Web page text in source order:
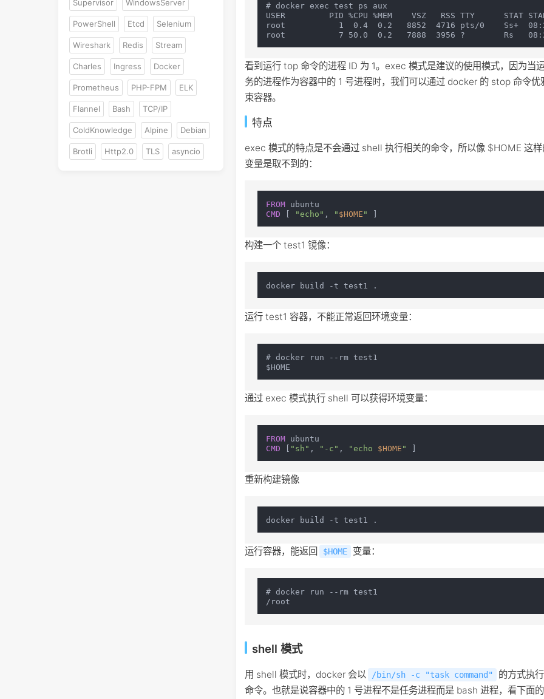
# docker exec test ps aux
USER         PID %CPU %MEM    VSZ   RSS TTY      STAT START
root           1  0.4  0.2   8852  4716 pts/0    Ss+
看到运行 top 命令的进程 ID 为 1。exec 模式是建议的使用模式，因为当
务的进程作为容器中的 1 号进程时，我们可以通过 docker 的 stop 命令优
束容器。
特点
exec 模式的特点是不会通过 shell 执行相关的命令，所以像 $HOME 这
变量是取不到的：
FROM
CMD [ "echo" , "$HOME" ]
构建一个 test1 镜像：
运行 test1 容器，不能正常返回环境变量：
# docker run --rm test1
通过 exec 模式执行 shell 可以获得环境变量：
FROM
CMD [ "sh" , "-c" , "echo $HOME" ]
重新构建镜像
运行容器，能返回 $HOME 变量：
# docker run --rm test1
shell 模式
用 shell 模式时，docker 会以 /bin/sh -c "task command"
的方式执
命令。也就是说容器中的 1 号进程不是任务进程而是 bash 进程，看下面
Supervisor WindowsServer
PowerShell Etcd Selenium
Wireshark Redis Stream
Charles Ingress Docker
Prometheus PHP-FPM ELK
Flannel Bash TCP/IP
ColdKnowledge Alpine Debian
Brotli Http2.0 TLS asyncio